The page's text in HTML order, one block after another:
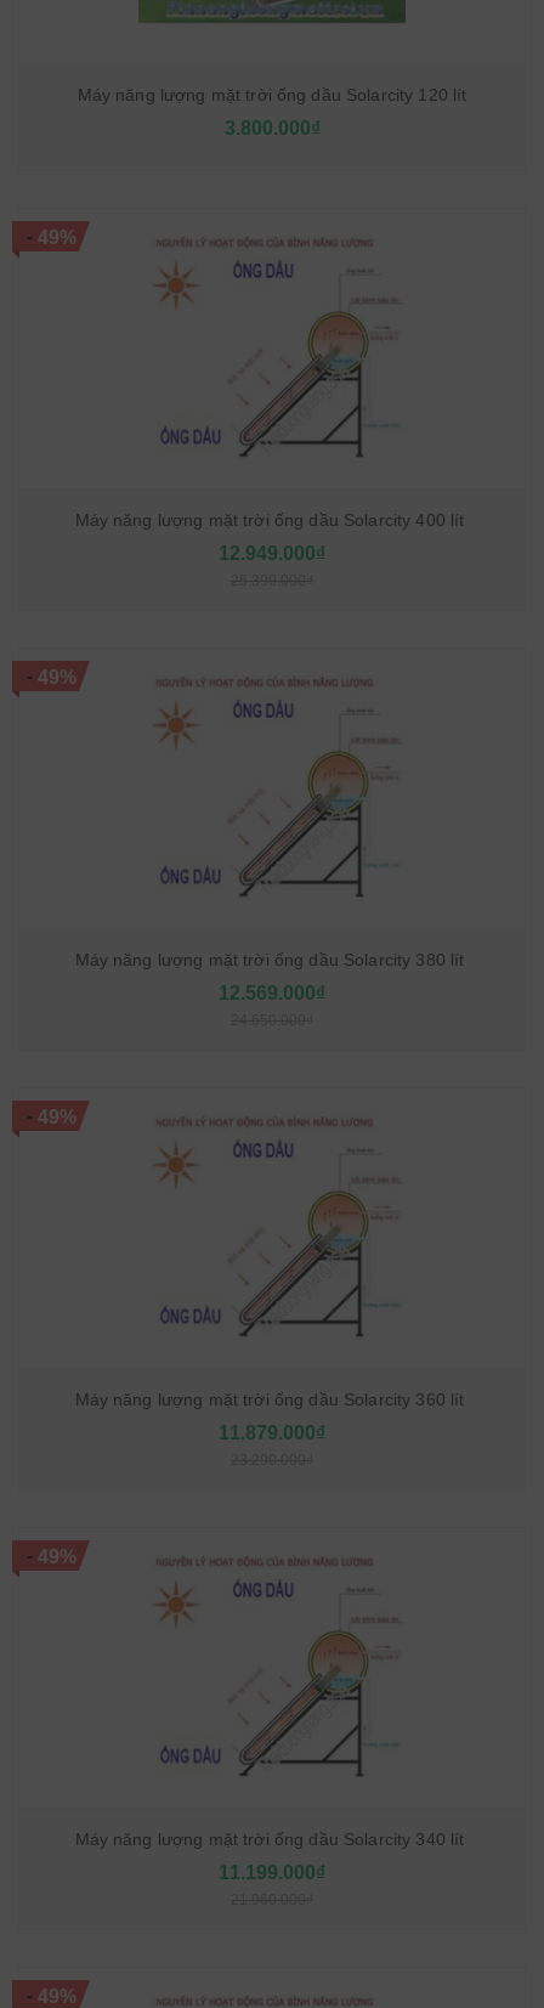
Máy năng lượng mặt trời ống dầu Solarcity 120 lít
3.800.000₫
-49%
Máy năng lượng mặt trời ống dầu Solarcity 400 lít
12.949.000₫
-49%
Máy năng lượng mặt trời ống dầu Solarcity 380 lít
12.569.000₫
-49%
Máy năng lượng mặt trời ống dầu Solarcity 360 lít
11.879.000₫
-49%
Máy năng lượng mặt trời ống dầu Solarcity 340 lít
11.199.000₫
-49%